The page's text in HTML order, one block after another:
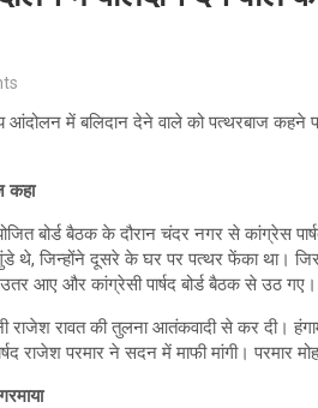
आंदोलन में बलिदान देने वाले को पत्थरबाज कहने
कहा
बोर्ड बैठक के दौरान चंदर नगर से कांग्रेस
थे, जिन्‍होंने दूसरे के घर पर पत्थर फेंका था।
उतर आए और कांग्रेसी पार्षद बोर्ड बैठक से उठ गए।
राजेश रावत की तुलना आतंकवादी से कर दी।
परमार ने सदन में माफी मांगी। परमार